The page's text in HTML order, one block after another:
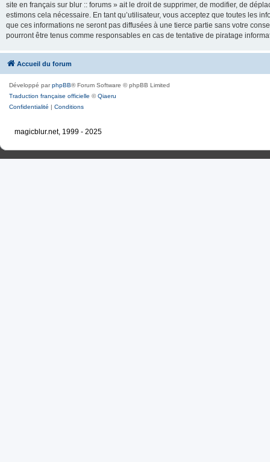
site en français sur blur :: forums » ait le droit de supprimer, de modifier, de
estimons cela nécessaire. En tant qu’utilisateur, vous acceptez que toutes les
que ces informations ne seront pas diffusées à une tierce partie sans votre
pourront être tenus comme responsables en cas de tentative de piratage
Accueil du forum
Développé parphpBB® Forum Software © phpBB Limited
Traduction française officielle ©Qiaeru
Confidentialité | Conditions
magicblur.net, 1999 - 2025